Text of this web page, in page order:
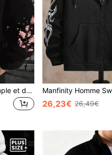
Sweat-shirt à capuche ample et décontracté avec imprimé fleurs de cerisier et cordon de serrage pour hommes grande taille, automne/hiver, Top à manches longues
26,23€ 26,49€